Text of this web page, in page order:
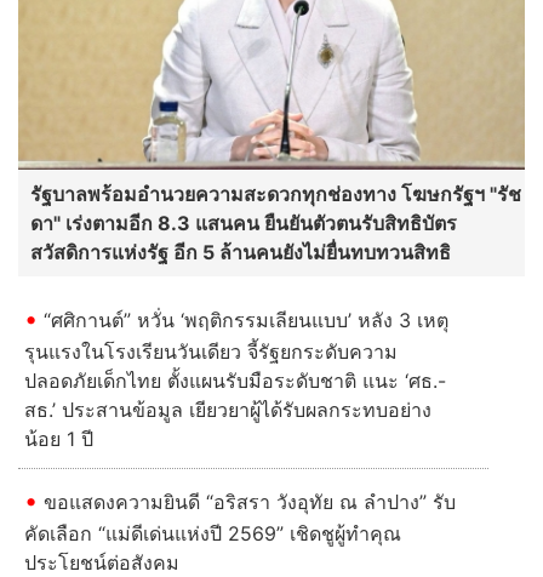
รัฐบาลพร้อมอำนวยความสะดวกทุกช่องทาง โฆษกรัฐฯ "รัช
ดา" เร่งตามอีก 8.3 แสนคน ยืนยันตัวตนรับสิทธิบัตร
สวัสดิการแห่งรัฐ อีก 5 ล้านคนยังไม่ยื่นทบทวนสิทธิ
“ศศิกานต์” หวั่น ‘พฤติกรรมเลียนแบบ’ หลัง 3 เหตุ
รุนแรงในโรงเรียนวันเดียว จี้รัฐยกระดับความ
ปลอดภัยเด็กไทย ตั้งแผนรับมือระดับชาติ แนะ ‘ศธ.-
สธ.’ ประสานข้อมูล เยียวยาผู้ได้รับผลกระทบอย่าง
น้อย 1 ปี
ขอแสดงความยินดี “อริสรา วังอุทัย ณ ลำปาง” รับ
คัดเลือก “แม่ดีเด่นแห่งปี 2569” เชิดชูผู้ทำคุณ
ประโยชน์ต่อสังคม